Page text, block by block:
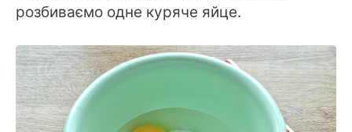
розбиваємо одне куряче яйце.